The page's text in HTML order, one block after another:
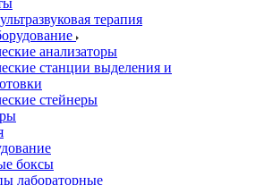
терапия
анализаторы
станции выделения и
стейнеры
боксы
лабораторные